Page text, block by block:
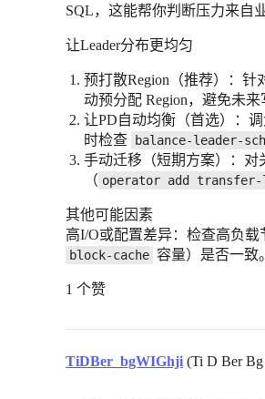
SQL，这能帮你判断压力来自
让Leader分布更均匀
预打散Region（推荐）：针
动预分配 Region，避免未来
让PD自动均衡（首选）：调
时检查
balance-leader-
手动迁移（短期方案）：对
（ operator add transfer-
其他可能因素
高I/O或配置差异：检查高负
block-cache 容量）是否一致。
1 个赞
TiDBer_bgWIGhji (Ti D Ber